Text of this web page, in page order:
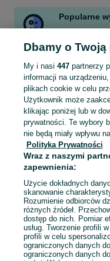
Popularne
kojec
Zobacz Więcej
Mapa kategorii
Mapa miejscowości
Mapa ministron
Popularne wyszukiwania
Dbamy o
My i nasi 447partnerzy
informacji na
plikach cookie w celu
Użytkownik może
klikając poniżej lub w
prywatności. Te wybory
nie będą miały wpływu
Polityka Prywatności
Wraz z naszymi
zapewnienia:
Użycie dokładnych
skanowanie
Rozumienie odbiorców
różnych źródeł.
dostęp do nich. Pomiar
usług. Tworzenie profili
profili w celu
ograniczonych danych
ograniczonych danych